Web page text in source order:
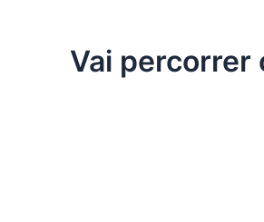
Vai percorrer